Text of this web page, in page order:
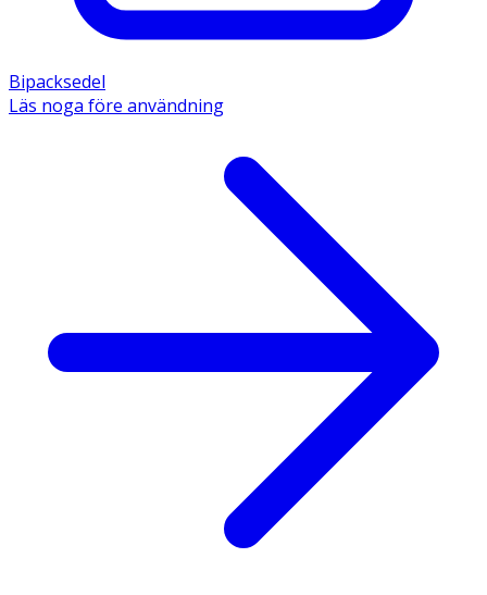
Bipacksedel
Läs noga före användning